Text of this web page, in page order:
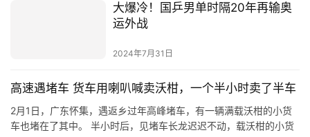
大爆冷！国乒男单时隔20年再输奥
运外战
2024年7月31日
高速遇堵车 货车用喇叭喊卖沃柑，一个半小时卖了半车
2月1日，广东怀集，遇返乡过年高峰堵车，有一辆满载沃柑的小货
车也堵在了其中。 半小时后，见堵车长龙迟迟不动，载沃柑的小货